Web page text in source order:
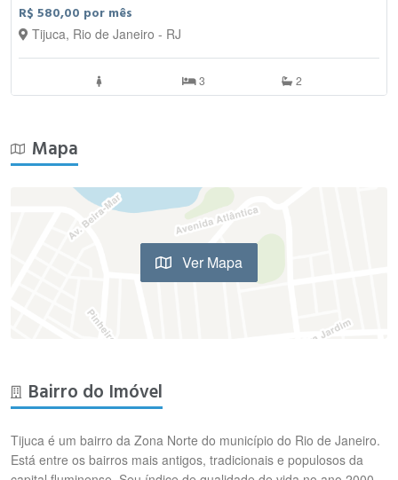
R$ 580,00 por mês
Tijuca, Rio de Janeiro - RJ
3 2
Mapa
Ver Mapa
Bairro do Imóvel
Tijuca é um bairro da Zona Norte do município do Rio de Janeiro.
Está entre os bairros mais antigos, tradicionais e populosos da